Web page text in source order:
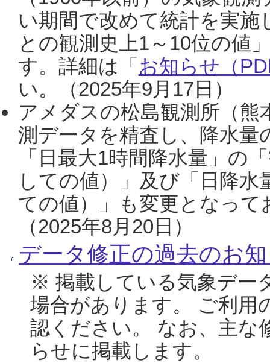
い期間で改めて統計を実
との観測史上1～10位の値
す。詳細は「 お知らせ（
い。（2025年9月17日）
アメダスの松島観測所（熊
測データを精査し、降水
「日最大1時間降水量」の
しての値）」及び「日降
ての値）」も変更となっ
（2025年8月20日）
データ修正の過去のお
※ 掲載している気象デー
場合があります。 ご利用
認ください。 なお、主な
らせに掲載します。